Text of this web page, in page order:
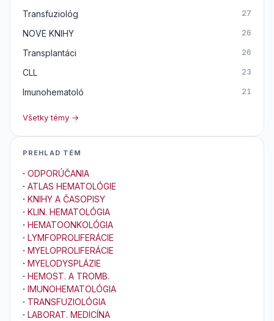
Transfuziológ 27
NOVE KNIHY 26
Transplantáci 26
CLL 23
Imunohematoló 21
Všetky témy →
PREHLAD TÉM
· ODPORÚČANIA
· ATLAS HEMATOLÓGIE
· KNIHY A ČASOPISY
· KLIN. HEMATOLÓGIA
· HEMATOONKOLÓGIA
· LYMFOPROLIFERÁCIE
· MYELOPROLIFERÁCIE
· MYELODYSPLÁZIE
· HEMOST. A TROMB.
· IMUNOHEMATOLÓGIA
· TRANSFUZIOLÓGIA
· LABORAT. MEDICÍNA